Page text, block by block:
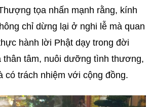
tọa nhấn mạnh rằng, kính
chỉ dừng lại ở nghi lễ mà quan
hành lời Phật dạy trong đời
thân tâm, nuôi dưỡng tình thương,
có trách nhiệm với cộng đồng.